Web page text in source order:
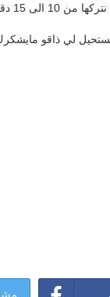
لي ذاقو